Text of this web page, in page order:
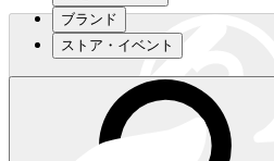
ブランド
ストア・イベント